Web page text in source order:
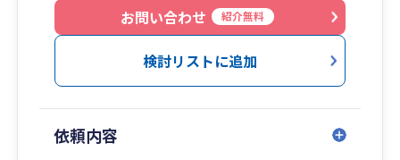
お問い合わせ
紹介無料
検討リストに追加
依頼内容